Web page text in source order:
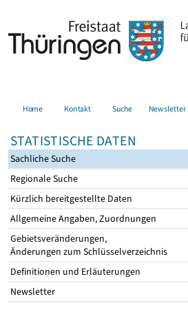
Home Kontakt Suche Newsletter
STATISTISCHE DATEN
Sachliche Suche
Regionale Suche
Kürzlich bereitgestellte Daten
Allgemeine Angaben, Zuordnungen
Gebietsveränderungen,
Änderungen zum Schlüsselverzeichnis
Definitionen und Erläuterungen
Newsletter